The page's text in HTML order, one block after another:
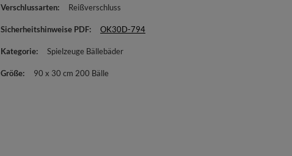
Verschlussarten Reißverschluss
Sicherheitshinweise PDF OK30D-794
Kategorie Spielzeuge Bällebäder
Größe 90 x 30 cm 200 Bälle